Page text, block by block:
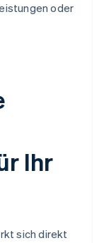
oder
Ihr
sich direkt